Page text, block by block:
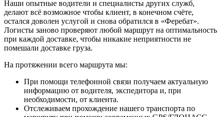
Наши опытные водители и специалисты других служб,
делают всё возможное чтобы клиент, в конечном счёте,
остался доволен услугой и снова обратился в «Феребат».
Логисты заново проверяют любой маршрут на оптимальность
при каждой доставке, чтобы никакие неприятности не
помешали доставке груза.
На протяжении всего маршрута мы:
При помощи телефонной связи получаем актуальную
информацию от водителя, экспедитора и, при
необходимости, от клиента.
Отслеживаем прохождение нашего транспорта по